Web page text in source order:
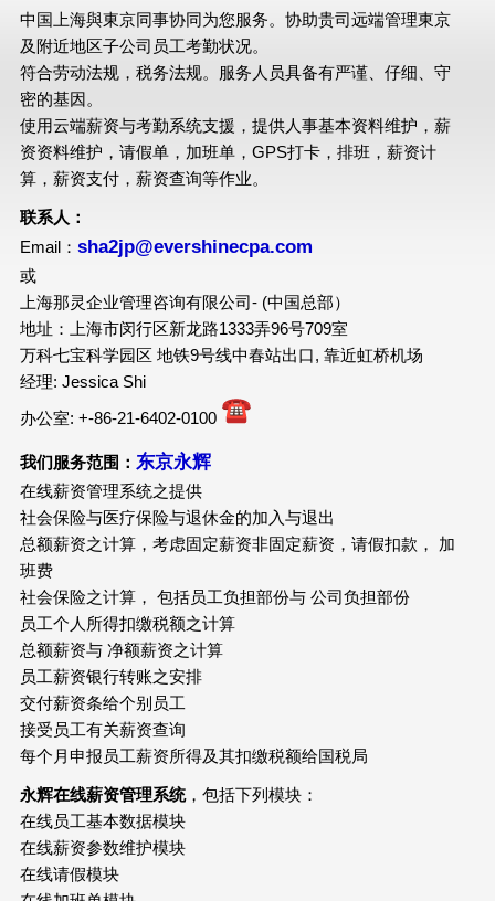
中国上海與東京同事协同为您服务。协助贵司远端管理東京
及附近地区子公司员工考勤状况。
符合劳动法规，税务法规。服务人员具备有严谨、仔细、守
密的基因。
使用云端薪资与考勤系统支援，提供人事基本资料维护，薪
资资料维护，请假单，加班单，GPS打卡，排班，薪资计
算，薪资支付，薪资查询等作业。
联系人：
Email： sha2jp@evershinecpa.com
或
上海那灵企业管理咨询有限公司- (中国总部）
地址：上海市闵行区新龙路1333弄96号709室
万科七宝科学园区 地铁9号线中春站出口, 靠近虹桥机场
经理: Jessica Shi
办公室: +-86-21-6402-0100
我们服务范围： 东京永辉
在线薪资管理系统之提供
社会保险与医疗保险与退休金的加入与退出
总额薪资之计算，考虑固定薪资非固定薪资，请假扣款， 加
班费
社会保险之计算， 包括员工负担部份与 公司负担部份
员工个人所得扣缴税额之计算
总额薪资与 净额薪资之计算
员工薪资银行转账之安排
交付薪资条给个别员工
接受员工有关薪资查询
每个月申报员工薪资所得及其扣缴税额给国税局
永辉在线薪资管理系统，包括下列模块：
在线员工基本数据模块
在线薪资参数维护模块
在线请假模块